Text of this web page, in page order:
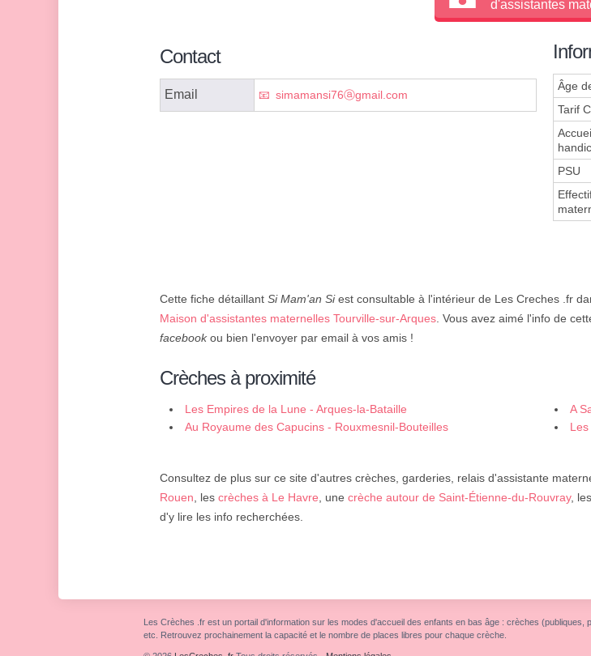
d'assistantes
Contact
Email simamansi76ⓐgmail.com
Âge
Tarif
PSU
Cette fiche détaillant Si Mam'an Siest consultable à l'intérieur de Les Creches .fr
Maison d'assistantes maternelles Tourville-sur-Arques. Vous avez aimé l'info de
facebookou bien l'envoyer par email à vos amis !
Crèches à proximité
Les Empires de la Lune - Arques-la-Bataille
A
Au Royaume des Capucins - Rouxmesnil-Bouteilles
Consultez de plus sur ce site d'autres crèches, garderies, relais d'assistante
Rouen, les crèches à Le Havre, une crèche autour de Saint-Étienne-du-Rouvray, les
d'y lire les info recherchées.
Les Crèches .fr est un portail d'information sur les modes d'accueil des enfants en bas âge : crèches
etc. Retrouvez prochainement la capacité et le nombre de places libres pour chaque crèche.